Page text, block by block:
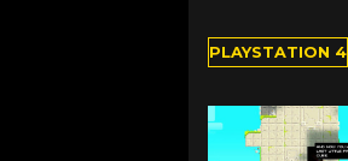
PLAYSTATION 4